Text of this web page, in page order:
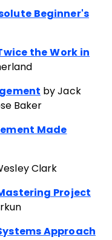
Beginner's
the Work in
by Jack
Baker
Made
Clark
Project
Approach